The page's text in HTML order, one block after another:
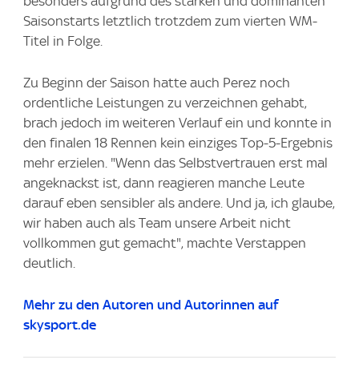
Saisonstarts letztlich trotzdem zum vierten WM-
Titel in Folge.
Zu Beginn der Saison hatte auch Perez noch
ordentliche Leistungen zu verzeichnen gehabt,
brach jedoch im weiteren Verlauf ein und konnte in
den finalen 18 Rennen kein einziges Top-5-Ergebnis
mehr erzielen. "Wenn das Selbstvertrauen erst mal
angeknackst ist, dann reagieren manche Leute
darauf eben sensibler als andere. Und ja, ich glaube,
wir haben auch als Team unsere Arbeit nicht
vollkommen gut gemacht", machte Verstappen
deutlich.
Mehr zu den Autoren und Autorinnen auf
skysport.de